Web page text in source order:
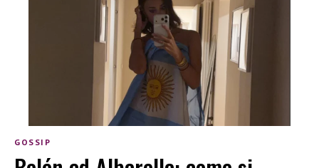
GOSSIP